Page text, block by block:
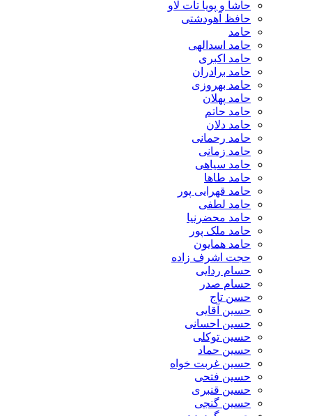
حاشا و پویا تات لاو
حافظ آهودشتی
حامد
حامد اسدالهی
حامد اکبری
حامد برادران
حامد بهروزی
حامد پهلان
حامد حاتم
حامد دلان
حامد رحمانی
حامد زمانی
حامد سیاهی
حامد طاها
حامد قهرایی پور
حامد لطفی
حامد محضرنیا
حامد ملک پور
حامد همایون
حجت اشرف زاده
حسام ردایی
حسام صدر
حسن تاج
حسین آقایی
حسین احسانی
حسین توکلی
حسین حماد
حسین غربت خواه
حسین فتحی
حسین قنبری
حسین گنجی